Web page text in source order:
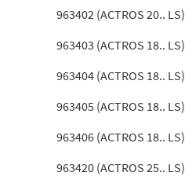
963402 (ACTROS 20.. LS)
963403 (ACTROS 18.. LS)
963404 (ACTROS 18.. LS)
963405 (ACTROS 18.. LS)
963406 (ACTROS 18.. LS)
963420 (ACTROS 25.. LS)